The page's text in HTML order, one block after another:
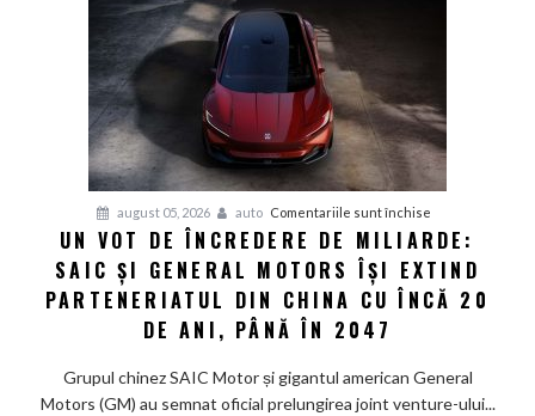
1.980
km
cu
un
rezervor
august 05, 2026 auto Comentariile sunt închise
Un
vot
de
miliarde:
UN VOT DE ÎNCREDERE DE MILIARDE:
SAIC ȘI GENERAL MOTORS ÎȘI EXTIND
PARTENERIATUL DIN CHINA CU ÎNCĂ 20
DE ANI, PÂNĂ ÎN 2047
Grupul chinez SAIC Motor și gigantul american General
Motors (GM) au semnat oficial prelungirea joint venture-ului...